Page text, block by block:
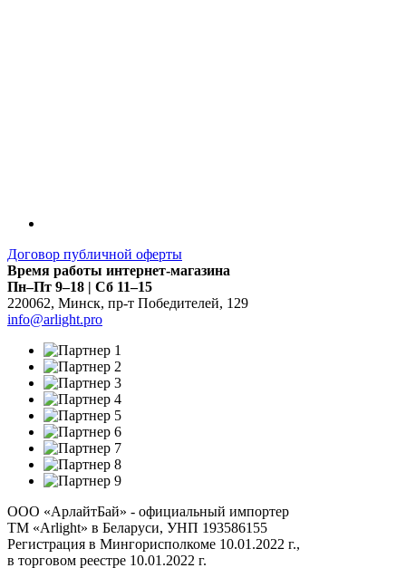
Договор публичной оферты
Время работы интернет-магазина
Пн–Пт 9–18 | Сб 11–15
220062, Минск, пр-т Победителей, 129
info@arlight.pro
ООО «АрлайтБай» - официальный импортер
ТМ «Arlight» в Беларуси, УНП 193586155
Регистрация в Мингорисполкоме 10.01.2022 г.,
в торговом реестре 10.01.2022 г.